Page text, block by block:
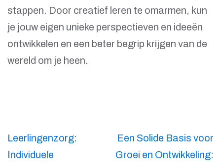
stappen. Door creatief leren te omarmen, kun
je jouw eigen unieke perspectieven en ideeën
ontwikkelen en een beter begrip krijgen van de
wereld om je heen.
Berichtnavigatie
Leerlingenzorg:
Individuele
Een Solide Basis voor
Groei en Ontwikkeling: